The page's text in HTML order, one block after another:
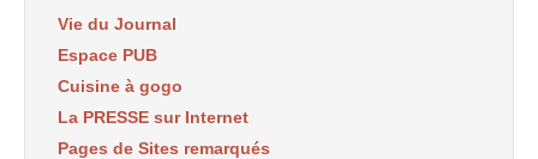
Vie du Journal
Espace PUB
Cuisine à gogo
La PRESSE sur Internet
Pages de Sites remarqués